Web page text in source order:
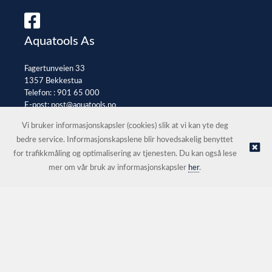
Aquatools As
Fagertunveien 33
1357 Bekkestua
Telefon: : 901 65 000
E-post:post@aquatools.no
© Aquatools As |Nettbutikk levert av Kréatif
Vi bruker informasjonskapsler (cookies) slik at vi kan yte deg
bedre service. Informasjonskapslene blir hovedsakelig benyttet
for trafikkmåling og optimalisering av tjenesten. Du kan også lese
mer om vår bruk av informasjonskapsler her.